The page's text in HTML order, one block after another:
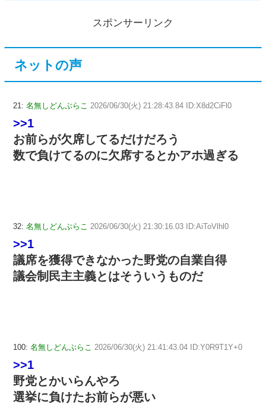
スポンサーリンク
ネットの声
21: 名無しどんぶらこ 2026/06/30(火) 21:28:43.84 ID:X8d2CiFl0
>>1
お前らが欠席してるだけだろう
数で負けてるのに欠席するとかアホ過ぎる
32: 名無しどんぶらこ 2026/06/30(火) 21:30:16.03 ID:AiToVlhl0
>>1
議席を獲得できなかった野党の自業自得
議会制民主主義とはそういうものだ
100: 名無しどんぶらこ 2026/06/30(火) 21:41:43.04 ID:Y0R9T1Y+0
>>1
野党とかいらんやろ
選挙に負けたお前らが悪い